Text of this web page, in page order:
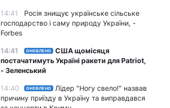
14:41
Росія знищує українське сільське
господарство і саму природу України, -
Forbes
14:41 ОНОВЛЕНО
США щомісяця
постачатимуть Україні ракети для Patriot,
- Зеленський
14:40 ОНОВЛЕНО
Лідер "Ногу свело!" назвав
причину приїзду в Україну та виправдався